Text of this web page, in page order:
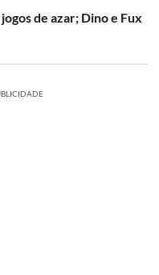
de azar; Dino e Fux